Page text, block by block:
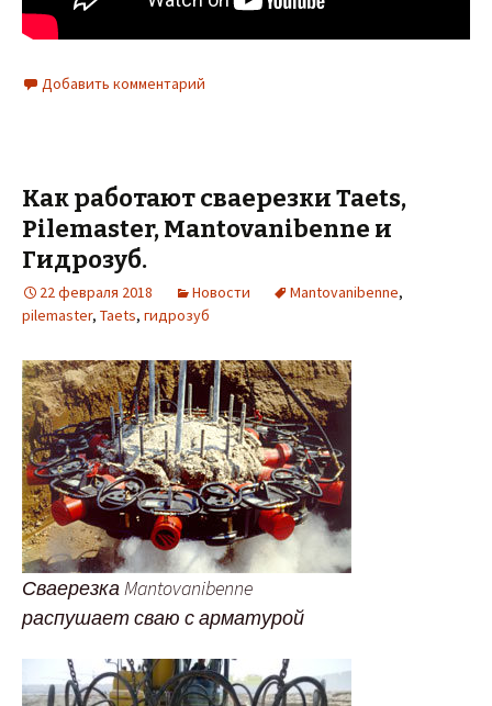
Добавить комментарий
Как работают сваерезки Taets,
Pilemaster, Mantovanibenne и
Гидрозуб.
22 февраля 2018 Новости Mantovanibenne,
pilemaster, Taets, гидрозуб
Сваерезка Mantovanibenne
распушает сваю с арматурой